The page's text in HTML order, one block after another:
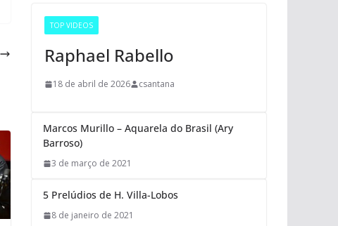
TOP VIDEOS
Raphael Rabello
18 de abril de 2026 csantana
Marcos Murillo – Aquarela do Brasil (Ary
Barroso)
3 de março de 2021
5 Prelúdios de H. Villa-Lobos
8 de janeiro de 2021